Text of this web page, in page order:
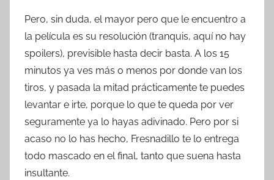
Pero, sin duda, el mayor pero que le encuentro a
la película es su resolución (tranquis, aquí no hay
spoilers), previsible hasta decir basta. A los 15
minutos ya ves más o menos por donde van los
tiros, y pasada la mitad prácticamente te puedes
levantar e irte, porque lo que te queda por ver
seguramente ya lo hayas adivinado. Pero por si
acaso no lo has hecho, Fresnadillo te lo entrega
todo mascado en el final, tanto que suena hasta
insultante.